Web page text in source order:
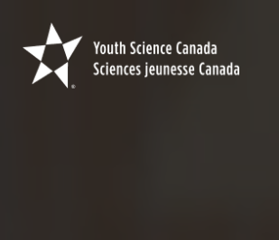
Youth
Science
Canada